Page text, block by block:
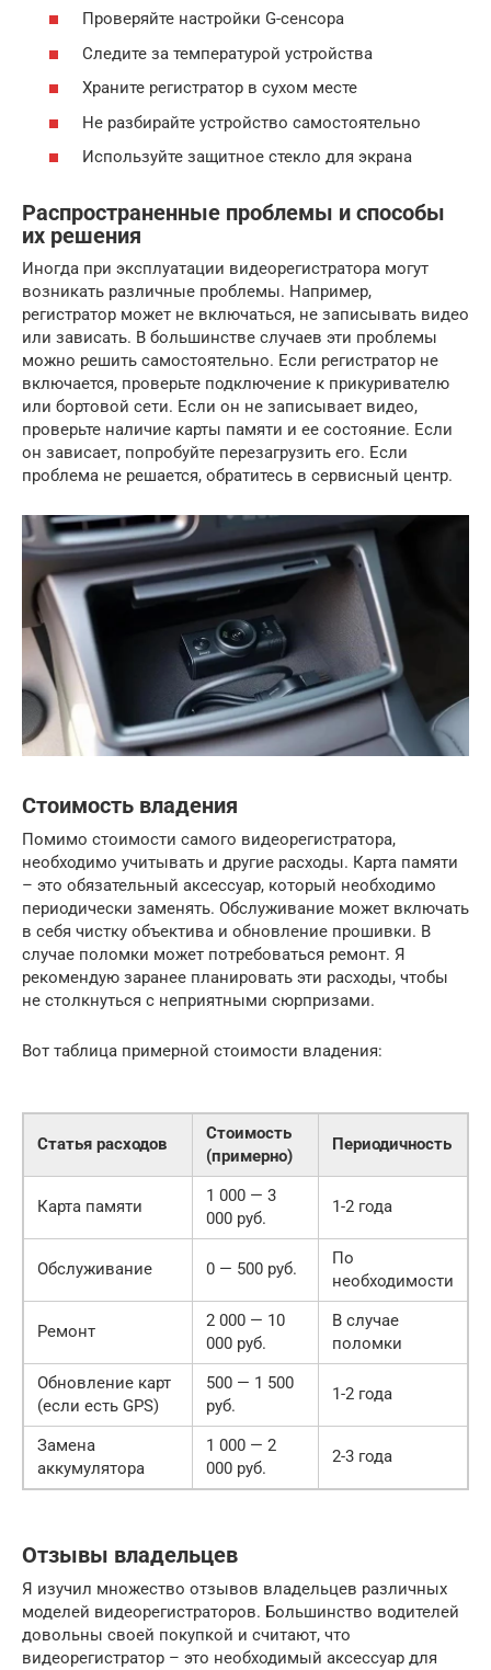
Проверяйте настройки G-сенсора
Следите за температурой устройства
Храните регистратор в сухом месте
Не разбирайте устройство самостоятельно
Используйте защитное стекло для экрана
Распространенные проблемы и способы
их решения
Иногда при эксплуатации видеорегистратора могут
возникать различные проблемы. Например,
регистратор может не включаться, не записывать видео
или зависать. В большинстве случаев эти проблемы
можно решить самостоятельно. Если регистратор не
включается, проверьте подключение к прикуривателю
или бортовой сети. Если он не записывает видео,
проверьте наличие карты памяти и ее состояние. Если
он зависает, попробуйте перезагрузить его. Если
проблема не решается, обратитесь в сервисный центр.
Стоимость владения
Помимо стоимости самого видеорегистратора,
необходимо учитывать и другие расходы. Карта памяти
– это обязательный аксессуар, который необходимо
периодически заменять. Обслуживание может включать
в себя чистку объектива и обновление прошивки. В
случае поломки может потребоваться ремонт. Я
рекомендую заранее планировать эти расходы, чтобы
не столкнуться с неприятными сюрпризами.
Вот таблица примерной стоимости владения:
Статья расходов
Стоимость
(примерно)
Периодичность
Карта памяти
1 000 — 3
000 руб.
1-2 года
Обслуживание 0 — 500 руб.
По
необходимости
Ремонт
2 000 — 10
000 руб.
В случае
поломки
Обновление карт
(если есть GPS)
500 — 1 500
руб.
1-2 года
Замена
аккумулятора
1 000 — 2
000 руб.
2-3 года
Отзывы владельцев
Я изучил множество отзывов владельцев различных
моделей видеорегистраторов. Большинство водителей
довольны своей покупкой и считают, что
видеорегистратор – это необходимый аксессуар для